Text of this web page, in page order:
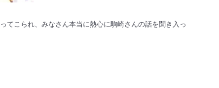
こられ、みなさん本当に熱心に駒崎さんの話を聞き入っ